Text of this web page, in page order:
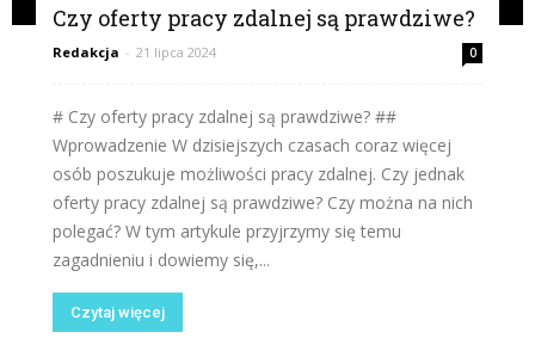
Czy oferty pracy zdalnej są prawdziwe?
Redakcja - 21 lipca 2024 0
# Czy oferty pracy zdalnej są prawdziwe? ##
Wprowadzenie W dzisiejszych czasach coraz więcej
osób poszukuje możliwości pracy zdalnej. Czy jednak
oferty pracy zdalnej są prawdziwe? Czy można na nich
polegać? W tym artykule przyjrzymy się temu
zagadnieniu i dowiemy się,...
Czytaj więcej